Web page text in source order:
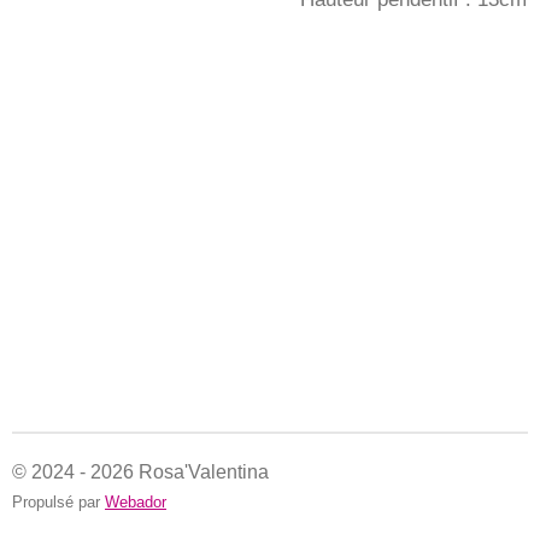
© 2024 - 2026 Rosa'Valentina
Propulsé par Webador